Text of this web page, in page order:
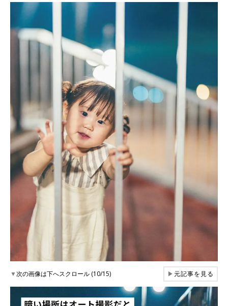
▼次の画像は下へスクロール (10/15) ▶元記事を見る